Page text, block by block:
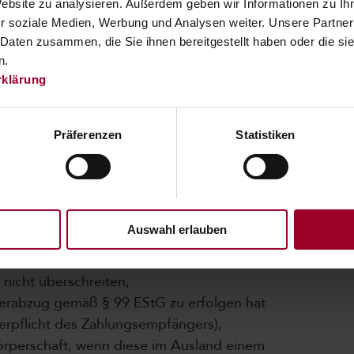
zu analysieren. Außerdem geben wir Informationen zu
soziale Medien, Werbung und Analysen weiter. Unsere
zusammen, die Sie ihnen bereitgestellt haben oder die
Präferenzen Statistiken
Auswahl erlauben
ins Ausland, die für folgende
Einkünfte eines Rechtsanwalts,
die im Inland erbracht werden
Steuerpflichtigen erbracht
(das heißt jedenfalls immer dann, wenn es
geht)
im Inland.
an ein und denselben Leistungserbringer
überschreiten,
gemäß § 99 EStG zu erfolgen hat
des Zahlungsempfängers),
wenn diese im Ausland einem